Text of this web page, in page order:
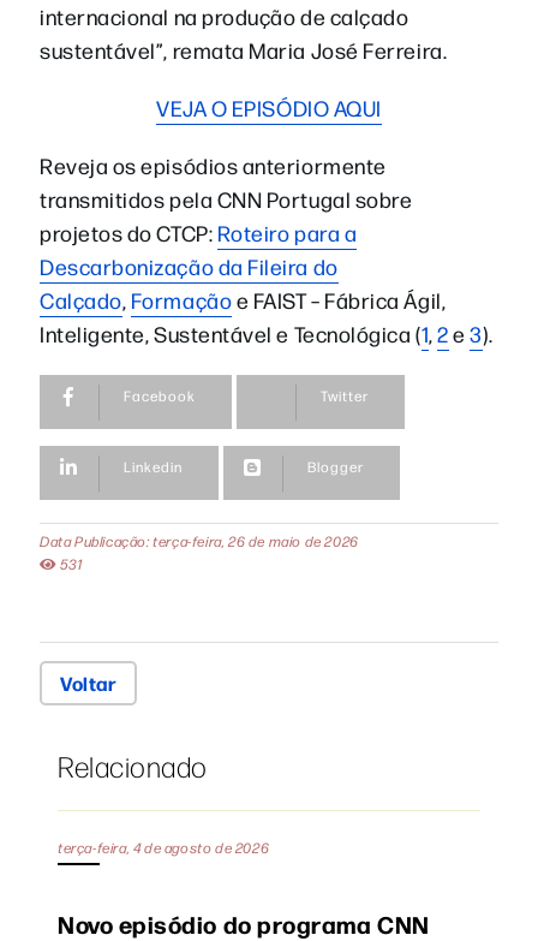
internacional na produção de calçado
sustentável”, remata Maria José Ferreira.
VEJA O EPISÓDIO AQUI
Reveja os episódios anteriormente
transmitidos pela CNN Portugal sobre
projetos do CTCP: Roteiro para a
Descarbonização da Fileira do
Calçado, Formaçãoe FAIST – Fábrica Ágil,
Inteligente, Sustentável e Tecnológica (1,2e3).
Facebook Twitter
Linkedin Blogger
Data Publicação: terça-feira, 26 de maio de 2026
531
Voltar
Relacionado
terça-feira, 4 de agosto de 2026
Novo episódio do programa CNN